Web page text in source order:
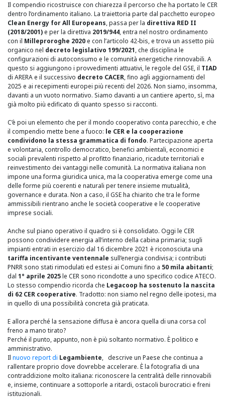
Il compendio ricostruisce con chiarezza il percorso che ha portato le CER
dentro l’ordinamento italiano. La traiettoria parte dal pacchetto europeo
Clean Energy for All Europeans, passa per la direttiva RED II
(2018/2001)e per la direttiva 2019/944, entra nel nostro ordinamento
con il Milleproroghe 2020e con l’articolo 42-bis, e trova un assetto più
organico nel decreto legislativo 199/2021, che disciplina le
configurazioni di autoconsumo e le comunità energetiche rinnovabili. A
questo si aggiungono i provvedimenti attuativi, le regole del GSE, il TIAD
di ARERA e il successivo decreto CACER, fino agli aggiornamenti del
2025 e ai recepimenti europei più recenti del 2026. Non siamo, insomma,
davanti a un vuoto normativo. Siamo davanti a un cantiere aperto, sì, ma
già molto più edificato di quanto spesso si racconti.
C’è poi un elemento che per il mondo cooperativo conta parecchio, e che
il compendio mette bene a fuoco: le CER e la cooperazione
condividono la stessa grammatica di fondo. Partecipazione aperta
e volontaria, controllo democratico, benefici ambientali, economici e
sociali prevalenti rispetto al profitto finanziario, ricadute territoriali e
reinvestimento dei vantaggi nelle comunità. La normativa italiana non
impone una forma giuridica unica, ma la cooperativa emerge come una
delle forme più coerenti e naturali per tenere insieme mutualità,
governance e durata. Non a caso, il GSE ha chiarito che tra le forme
ammissibili rientrano anche le società cooperative e le cooperative
imprese sociali.
Anche sul piano operativo il quadro si è consolidato. Oggi le CER
possono condividere energia all’interno della cabina primaria; sugli
impianti entrati in esercizio dal 16 dicembre 2021 è riconosciuta una
tariffa incentivante ventennale sull’energia condivisa; i contributi
PNRR sono stati rimodulati ed estesi ai Comuni fino a 50 mila abitanti;
dal 1° aprile 2025le CER sono ricondotte a uno specifico codice ATECO.
Lo stesso compendio ricorda che Legacoop ha sostenuto la nascita
di 62 CER cooperative. Tradotto: non siamo nel regno delle ipotesi, ma
in quello di una possibilità concreta già praticata.
E allora perché la sensazione diffusa è ancora quella di una corsa col
freno a mano tirato?
Perché il punto, appunto, non è più soltanto normativo. È politico e
amministrativo.
Il nuovo report di Legambiente, descrive un Paese che continua a
rallentare proprio dove dovrebbe accelerare. È la fotografia di una
contraddizione molto italiana: riconoscere la centralità delle rinnovabili
e, insieme, continuare a sottoporle a ritardi, ostacoli burocratici e freni
istituzionali.